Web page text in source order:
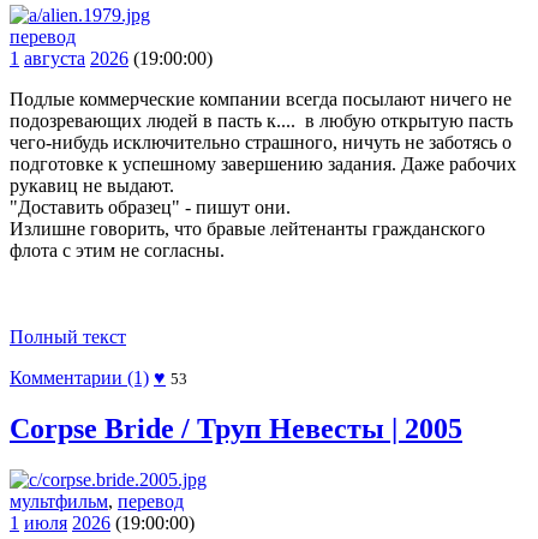
перевод
1 августа 2026 (19:00:00)
Подлые коммерческие компании всегда посылают ничего не
подозревающих людей в пасть к.... в любую открытую пасть
чего-нибудь исключительно страшного, ничуть не заботясь о
подготовке к успешному завершению задания. Даже рабочих
рукавиц не выдают.
"Доставить образец" - пишут они.
Излишне говорить, что бравые лейтенанты гражданского
флота с этим не согласны.
Полный текст
Комментарии (1) ♥ 53
Corpse Bride / Труп Невесты | 2005
мультфильм, перевод
1 июля 2026 (19:00:00)